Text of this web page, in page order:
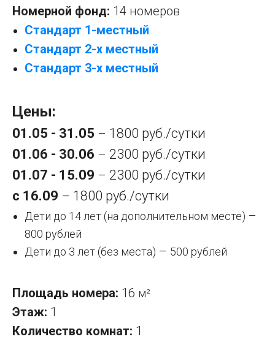
Номерной фонд: 14 номеров
Стандарт 1-местный
Стандарт 2-х местный
Стандарт 3-х местный
Цены:
01.05 - 31.05 – 1800 руб./сутки
01.06 - 30.06 – 2300 руб./сутки
01.07 - 15.09 – 2300 руб./сутки
с 16.09 – 1800 руб./сутки
Дети до 14 лет (на дополнительном месте) –
800 рублей
Дети до 3 лет (без места) – 500 рублей
Площадь номера: 16 м²
Этаж: 1
Количество комнат: 1